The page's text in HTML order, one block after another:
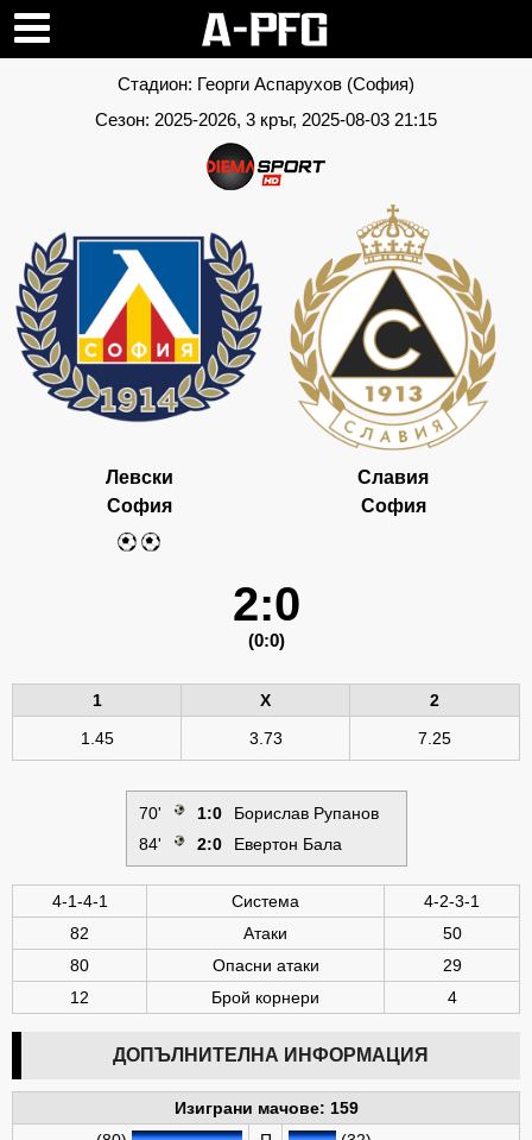
Стадион: Георги Аспарухов (София)
Сезон: 2025-2026, 3 кръг, 2025-08-03 21:15
Левски
София
Славия
София
2:0
(0:0)
1 X
2
1.45
3.73 7.25
70' 1:0
Борислав Рупанов
84'
2:0 Евертон Бала
4-1-4-1 Система
4-2-3-1
82
Атаки
50
80
Опасни атаки
29
12
Брой корнери 4
ДОПЪЛНИТЕЛНА ИНФОРМАЦИЯ
Изиграни мачове: 159